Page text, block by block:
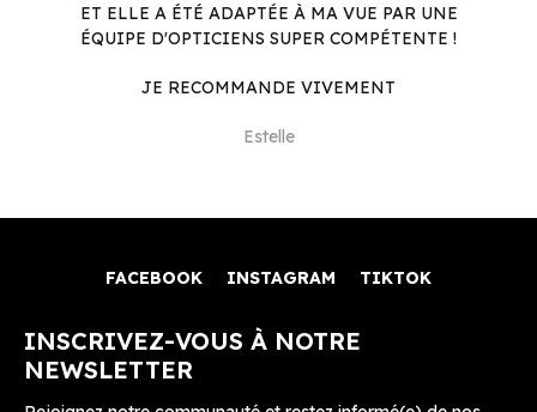
ET ELLE A ÉTÉ ADAPTÉE À MA VUE PAR UNE
ÉQUIPE D'OPTICIENS SUPER COMPÉTENTE !
JE RECOMMANDE VIVEMENT
Estelle
FACEBOOK INSTAGRAM TIKTOK
INSCRIVEZ-VOUS À NOTRE
NEWSLETTER